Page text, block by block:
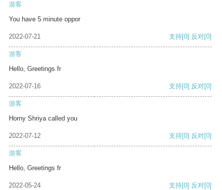
游客
You have 5 minute oppor
2022-07-21 支持[0] 反对[0]
游客
Hello, Greetings fr
2022-07-16 支持[0] 反对[0]
游客
Horny Shriya called you
2022-07-12 支持[0] 反对[0]
游客
Hello, Greetings fr
2022-05-24 支持[0] 反对[0]